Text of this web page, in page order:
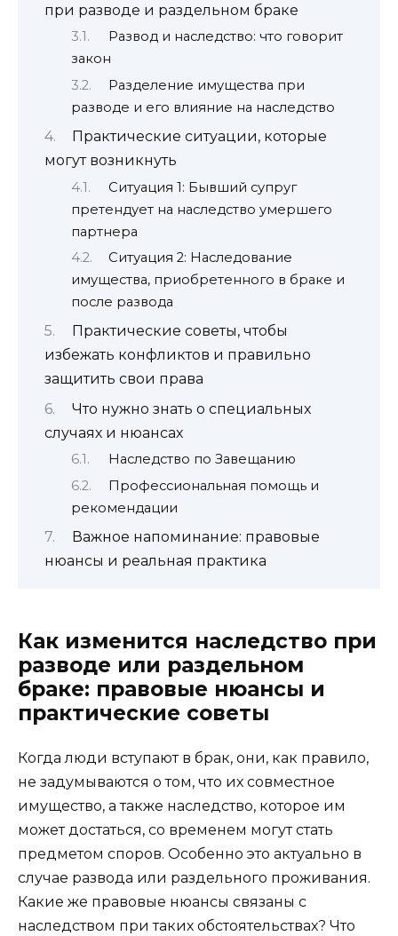
при разводе и раздельном браке
Развод и наследство: что говорит
закон
Разделение имущества при
разводе и его влияние на наследство
Практические ситуации, которые
могут возникнуть
Ситуация 1: Бывший супруг
претендует на наследство умершего
партнера
Ситуация 2: Наследование
имущества, приобретенного в браке и
после развода
Практические советы, чтобы
избежать конфликтов и правильно
защитить свои права
Что нужно знать о специальных
случаях и нюансах
Наследство по Завещанию
Профессиональная помощь и
рекомендации
Важное напоминание: правовые
нюансы и реальная практика
Как изменится наследство при
разводе или раздельном
браке: правовые нюансы и
практические советы
Когда люди вступают в брак, они, как правило,
не задумываются о том, что их совместное
имущество, а также наследство, которое им
может достаться, со временем могут стать
предметом споров. Особенно это актуально в
случае развода или раздельного проживания.
Какие же правовые нюансы связаны с
наследством при таких обстоятельствах? Что